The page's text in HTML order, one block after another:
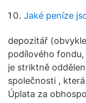
Jaké peníze
depozitář
podílového
je striktně
společnosti ,
Úplata za